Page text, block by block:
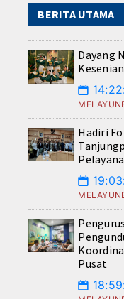
BERITA UTAMA
Dayang
📅
Hadiri
📅
Pusat
📅